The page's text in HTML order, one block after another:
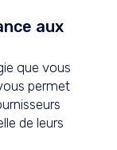
aux
que vous
permet
de leurs